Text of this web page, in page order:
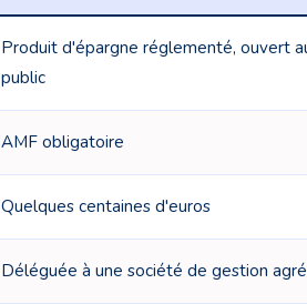
Produit d'épargne réglementé, ouvert
public
AMF obligatoire
Quelques centaines d'euros
Déléguée à une société de gestion